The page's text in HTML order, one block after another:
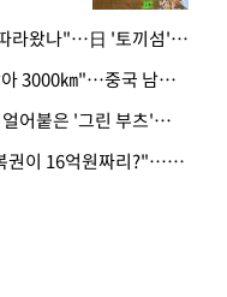
· "관광객이 뿌린 먹이 따라왔나"…日 '토끼섬' 멧돼지, 토끼까지 사냥
· "24년 전 펜팔 친구 찾아 3000㎞"…중국 남성 사연에 '뭉클'
· 30년째 에베레스트에 얼어붙은 '그린 부츠'…드디어 가족 품으로
· "'꽝'인 줄 알고 버린 복권이 16억원짜리?"…극적으로 되찾은 사연